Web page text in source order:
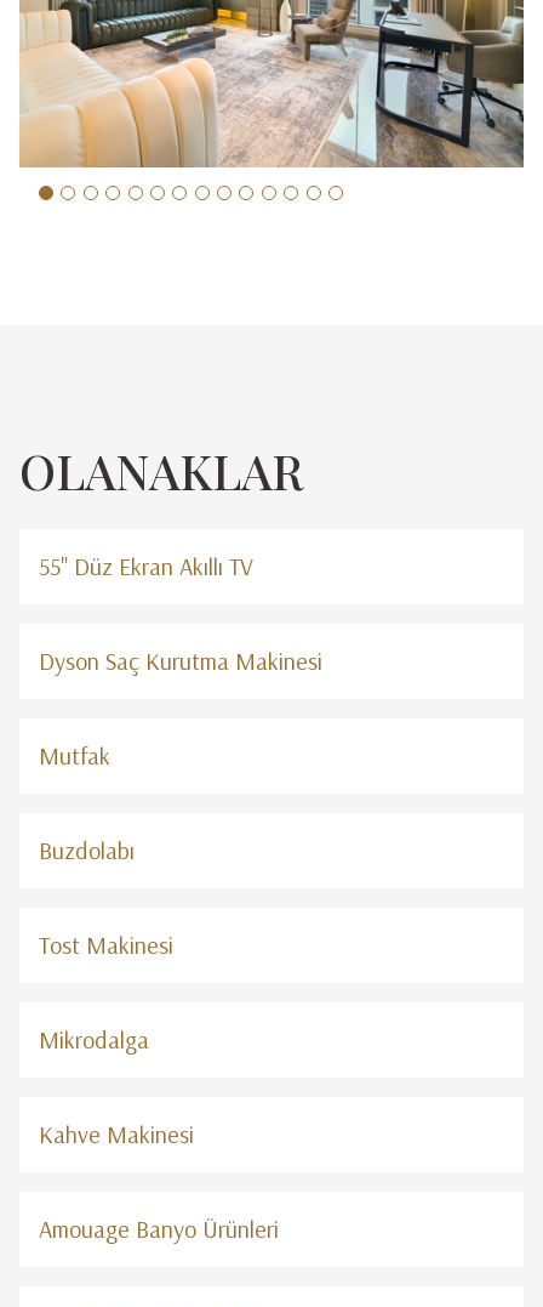
OLANAKLAR
55" Düz Ekran Akıllı TV
Dyson Saç Kurutma Makinesi
Mutfak
Buzdolabı
Tost Makinesi
Mikrodalga
Kahve Makinesi
Amouage Banyo Ürünleri